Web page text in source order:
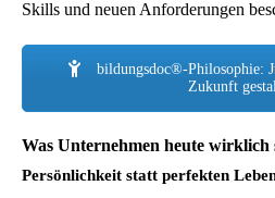
Skills und neuen Anforderungen
bildungsdoc®-Philosophie:
Zukunft
Was Unternehmen heute wirklich
Persönlichkeit statt perfekten